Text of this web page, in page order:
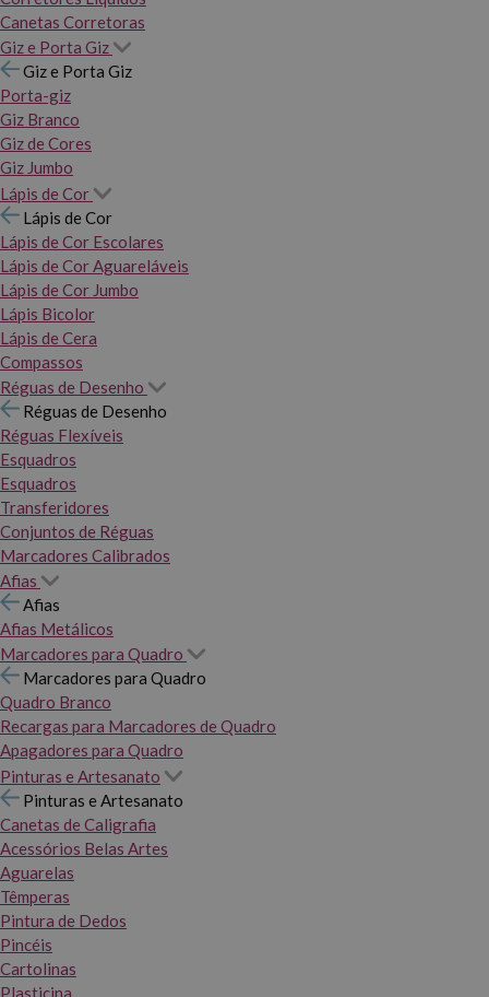
Canetas Corretoras
Giz e Porta Giz
Giz e Porta Giz
Porta-giz
Giz Branco
Giz de Cores
Giz Jumbo
Lápis de Cor
Lápis de Cor
Lápis de Cor Escolares
Lápis de Cor Aguareláveis
Lápis de Cor Jumbo
Lápis Bicolor
Lápis de Cera
Compassos
Réguas de Desenho
Réguas de Desenho
Réguas Flexíveis
Esquadros
Esquadros
Transferidores
Conjuntos de Réguas
Marcadores Calibrados
Afias
Afias
Afias Metálicos
Marcadores para Quadro
Marcadores para Quadro
Quadro Branco
Recargas para Marcadores de Quadro
Apagadores para Quadro
Pinturas e Artesanato
Pinturas e Artesanato
Canetas de Caligrafia
Acessórios Belas Artes
Aguarelas
Têmperas
Pintura de Dedos
Pincéis
Cartolinas
Plasticina